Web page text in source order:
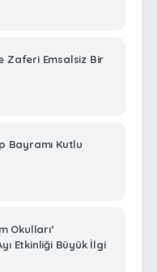
Zaferi Emsalsiz Bir
Bayramı Kutlu
Okulları’
Etkinliği Büyük İlgi